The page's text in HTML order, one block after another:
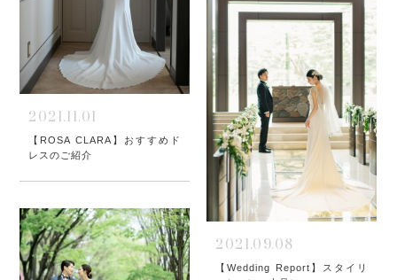
2021.11.01
【ROSA CLARA】おすすめド
レスのご紹介
2021.09.08
【Wedding Report】スタイリ